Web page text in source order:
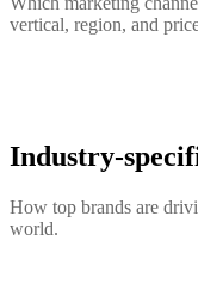
vertical, region, and
Industry-
How top brands are
world.